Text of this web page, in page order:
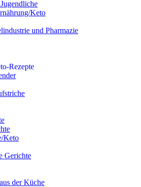
Keto
und Pharmazie
Rezepte
Keto
Gerichte
der Küche